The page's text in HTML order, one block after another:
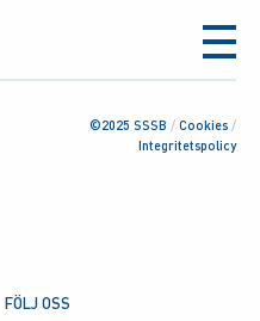
aria-
©2025 SSSB / Cookies /
Integritetspolicy
FÖLJ OSS